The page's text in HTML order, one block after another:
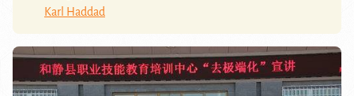
Karl Haddad